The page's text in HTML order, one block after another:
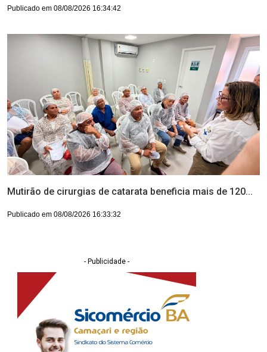
Publicado em 08/08/2026 16:34:42
Mutirão de cirurgias de catarata beneficia mais de 120...
Publicado em 08/08/2026 16:33:32
- Publicidade -